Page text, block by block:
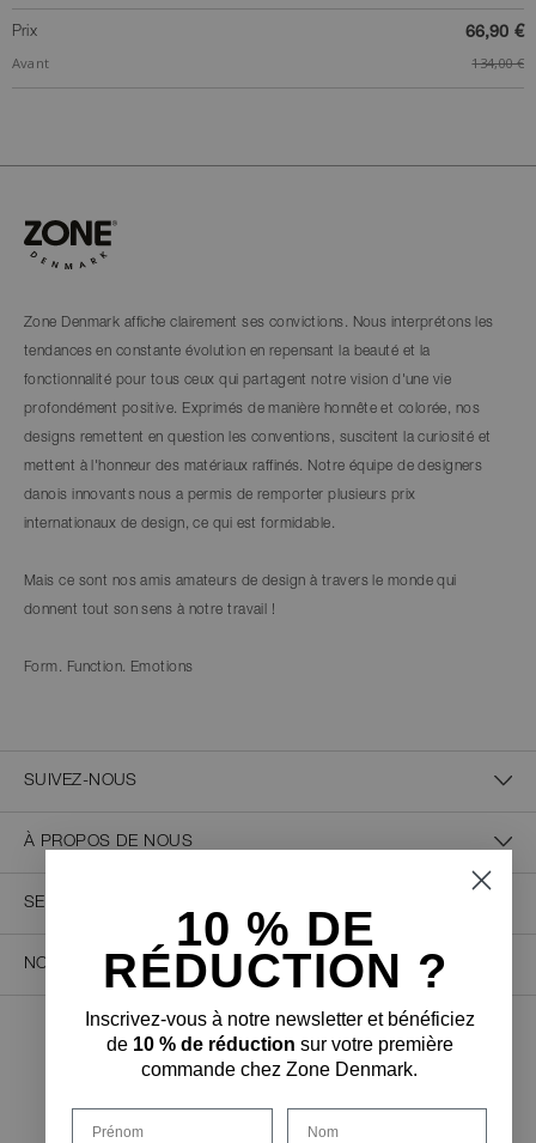
Prix 66,90 €
Avant 134,00 €
Zone Denmark affiche clairement ses convictions. Nous interprétons les
tendances en constante évolution en repensant la beauté et la
fonctionnalité pour tous ceux qui partagent notre vision d'une vie
profondément positive. Exprimés de manière honnête et colorée, nos
designs remettent en question les conventions, suscitent la curiosité et
mettent à l'honneur des matériaux raffinés. Notre équipe de designers
danois innovants nous a permis de remporter plusieurs prix
internationaux de design, ce qui est formidable.
Mais ce sont nos amis amateurs de design à travers le monde qui
donnent tout son sens à notre travail !
Form. Function. Emotions
SUIVEZ-NOUS
À PROPOS DE NOUS
SERVICE CLIENT
NOUS CONTACTER
PAIEMENT SÉCURISÉ
10 % DE
RÉDUCTION ?
Inscrivez-vous à notre newsletter et bénéficiez
de 10 % de réduction sur votre première
commande chez Zone Denmark.
Prénom Nom